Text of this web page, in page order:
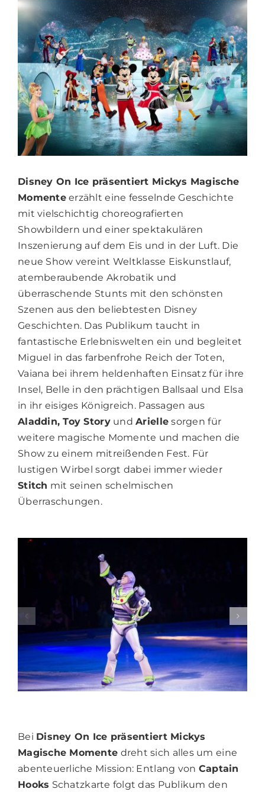
Disney On Ice präsentiert Mickys Magische
Momenteerzählt eine fesselnde Geschichte
mit vielschichtig choreografierten
Showbildern und einer spektakulären
Inszenierung auf dem Eis und in der Luft. Die
neue Show vereint Weltklasse Eiskunstlauf,
atemberaubende Akrobatik und
überraschende Stunts mit den schönsten
Szenen aus den beliebtesten Disney
Geschichten. Das Publikum taucht in
fantastische Erlebniswelten ein und begleitet
Miguel in das farbenfrohe Reich der Toten,
Vaiana bei ihrem heldenhaften Einsatz für ihre
Insel, Belle in den prächtigen Ballsaal und Elsa
in ihr eisiges Königreich. Passagen aus
Aladdin, Toy StoryundArielle sorgen für
weitere magische Momente und machen die
Show zu einem mitreißenden Fest. Für
lustigen Wirbel sorgt dabei immer wieder
Stitch mit seinen schelmischen
Überraschungen.
Bei Disney On Ice präsentiert Mickys
Magische Momente dreht sich alles um eine
abenteuerliche Mission: Entlang von Captain
Hooks Schatzkarte folgt das Publikum den